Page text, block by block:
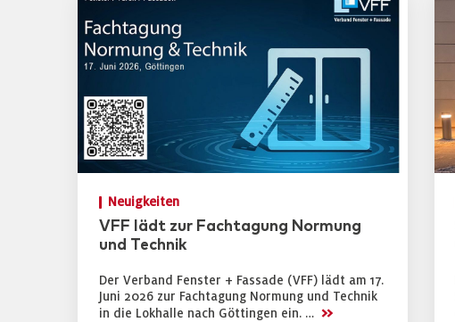
Neuigkeiten
VFF lädt zur Fachtagung Normung
und Technik
Der Verband Fenster + Fassade (VFF) lädt am 17.
Juni 2026 zur Fachtagung Normung und Technik
in die Lokhalle nach Göttingen ein. … >>